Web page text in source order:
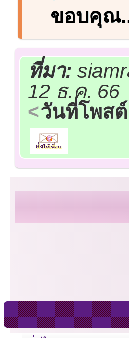
ขอบคุณ
ที่มา:
12 ธ.ค. 66
วันที่โพสต์